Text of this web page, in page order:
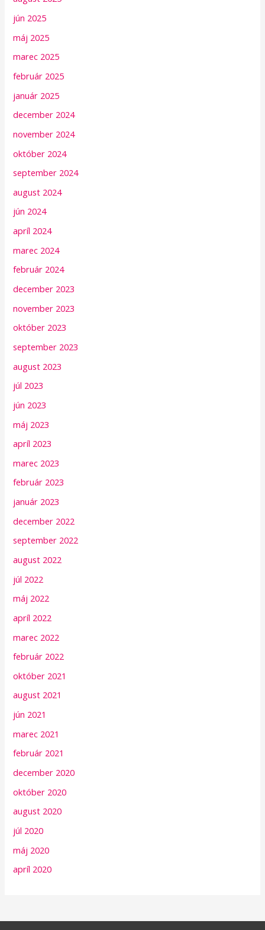
jún 2025
máj 2025
marec 2025
február 2025
január 2025
december 2024
november 2024
október 2024
september 2024
august 2024
jún 2024
apríl 2024
marec 2024
február 2024
december 2023
november 2023
október 2023
september 2023
august 2023
júl 2023
jún 2023
máj 2023
apríl 2023
marec 2023
február 2023
január 2023
december 2022
september 2022
august 2022
júl 2022
máj 2022
apríl 2022
marec 2022
február 2022
október 2021
august 2021
jún 2021
marec 2021
február 2021
december 2020
október 2020
august 2020
júl 2020
máj 2020
apríl 2020